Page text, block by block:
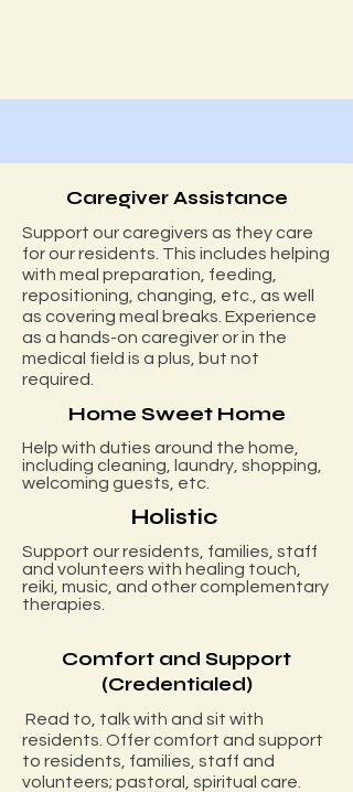
Caregiver Assistance
Support our caregivers as they care
for our residents. This includes helping
with meal preparation, feeding,
repositioning, changing, etc., as well
as covering meal breaks. Experience
as a hands-on caregiver or in the
medical field is a plus, but not
required.
Home Sweet Home
Help with duties around the home,
including cleaning, laundry, shopping,
welcoming guests, etc.
Holistic
Support our residents, families, staff
and volunteers with healing touch,
reiki, music, and other complementary
therapies.
Comfort and Support
(Credentialed)
Read to, talk with and sit with
residents. Offer comfort and support
to residents, families, staff and
volunteers; pastoral, spiritual care.